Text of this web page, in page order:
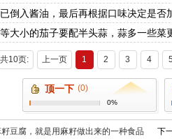
入酱油，最后再根据口味决定是否
小的茄子要配半头蒜，蒜多一些菜更
共10页: 上一页 1 2 3 4 5
顶一下 (0)
0%
籽豆腐，就是用麻籽做出来的一种食品 下